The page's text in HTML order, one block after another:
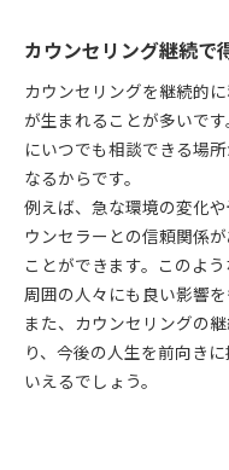
カウンセリング継続で
カウンセリングを継続的
が生まれることが多いで
にいつでも相談できる場
なるからです。
例えば、急な環境の変化
ウンセラーとの信頼関係
ことができます。このよ
周囲の人々にも良い影響を
また、カウンセリングの
り、今後の人生を前向き
いえるでしょう。